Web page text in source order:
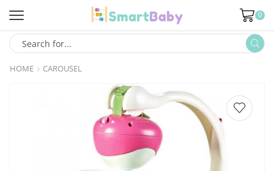
0
HOME CAROUSEL